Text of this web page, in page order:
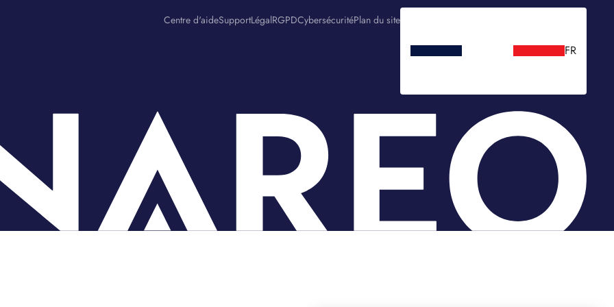
Centre d'aideSupportLégalRGPDCybersécuritéPlan du site
FR